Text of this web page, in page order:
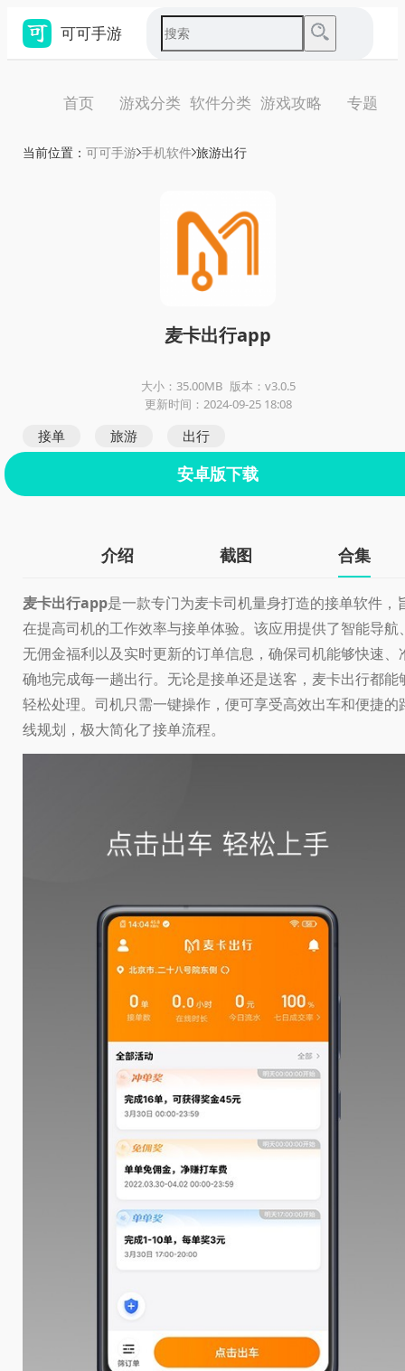
可可手游
首页 游戏分类 软件分类 游戏攻略 专题
当前位置： 可可手游 手机软件 旅游出行
麦卡出行app
大小：35.00MB 版本：v3.0.5
更新时间：2024-09-25 18:08
接单 旅游 出行
安卓版下载
介绍 截图 合集
麦卡出行app是一款专门为麦卡司机量身打造的接单软件，
在提高司机的工作效率与接单体验。该应用提供了智能导航
无佣金福利以及实时更新的订单信息，确保司机能够快速、
确地完成每一趟出行。无论是接单还是送客，麦卡出行都能
轻松处理。司机只需一键操作，便可享受高效出车和便捷的
线规划，极大简化了接单流程。